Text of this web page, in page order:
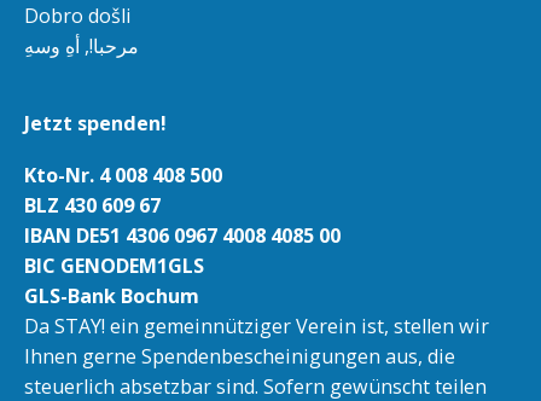
Dobro došli
مرحبا!, أهِ وسهِ
Jetzt spenden!
Kto-Nr. 4 008 408 500
BLZ 430 609 67
IBAN DE51 4306 0967 4008 4085 00
BIC GENODEM1GLS
GLS-Bank Bochum
Da STAY! ein gemeinnütziger Verein ist, stellen wir
Ihnen gerne Spendenbescheinigungen aus, die
steuerlich absetzbar sind. Sofern gewünscht teilen